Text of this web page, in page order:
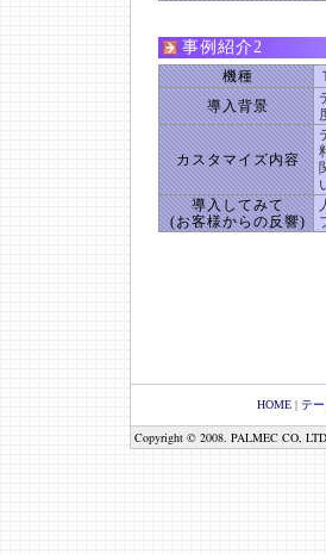
事例紹介2
機種
導入背景
カスタマイズ内容
導入してみて
(お客様からの反響)
HOME|テー
Copyright © 2008. PALMEC CO,